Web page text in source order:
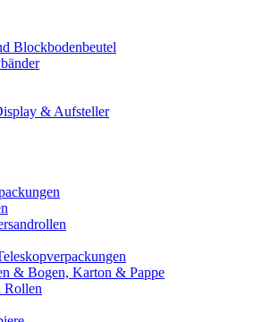
Blockbodenbeutel
& Aufsteller
& Bogen, Karton & Pappe
Rollen